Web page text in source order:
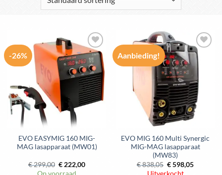
-26%
Toevoegen
aan
wenslijst
EVO EASYMIG 160 MIG-
MAG lasapparaat (MW01)
€299,00 Oorspronkelijke
€ 222,00Huidige
Aanbieding!
Toevoegen
aan
wenslijst
EVO MIG 160 Multi Synergic
MIG-MAG lasapparaat
(MW83)
€838,05 Oorspronkelijke
prijs
€598,05Huidige